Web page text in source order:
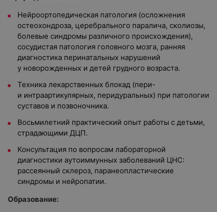
Нейроортопедическая патология (осложнения
остеохондроза, церебрального паралича, сколиозы,
болевые синдромы различного происхождения),
сосудистая патология головного мозга, ранняя
диагностика перинатальных нарушений
у новорожденных и детей грудного возраста.
Техника лекарственных блокад (пери-
и интраартикулярных, перидуральных) при патологии
суставов и позвоночника.
Восьмилетний практический опыт работы с детьми,
страдающими ДЦП.
Консультация по вопросам лабораторной
диагностики аутоиммунных заболеваний ЦНС:
рассеянный склероз, паранеопластические
синдромы и нейропатии.
Образование: